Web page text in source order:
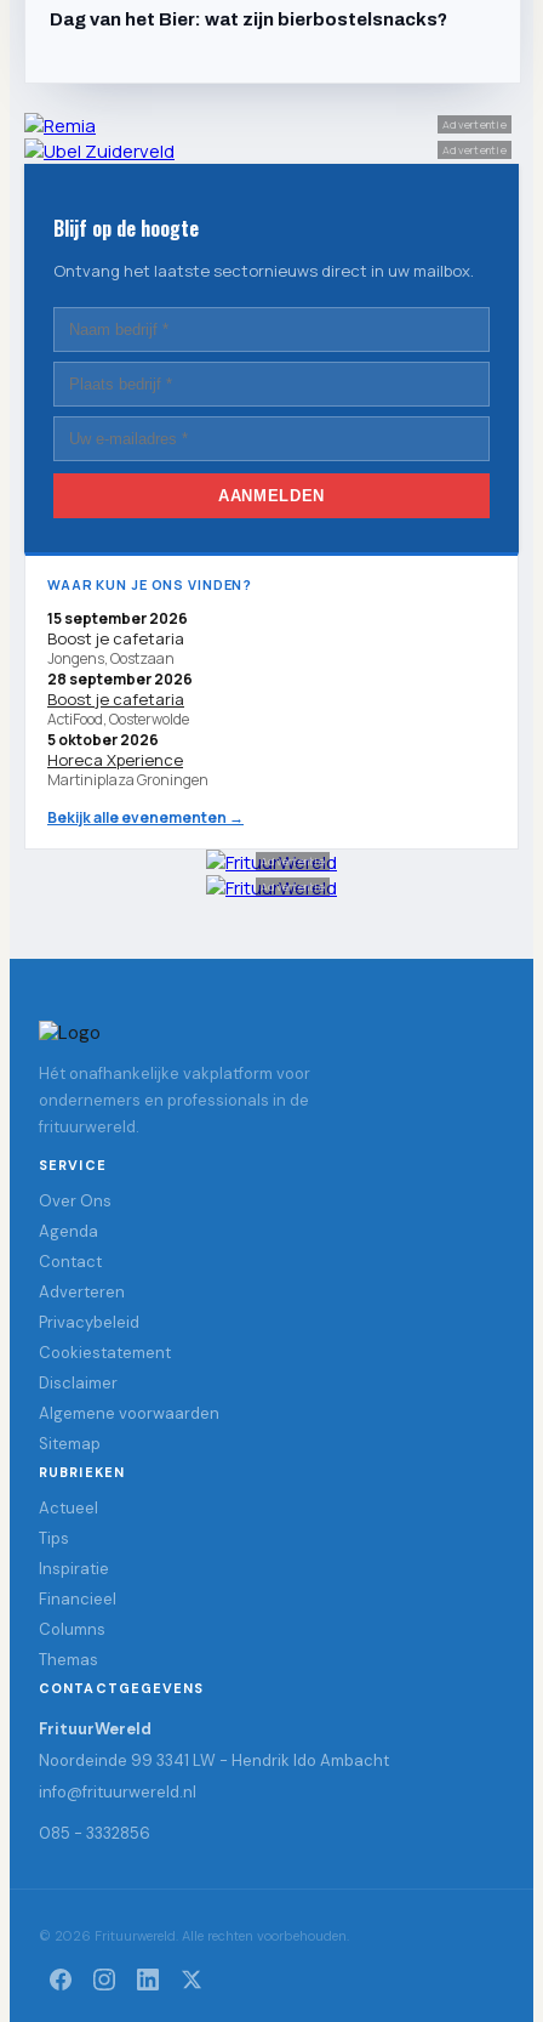
Dag van het Bier: wat zijn bierbostelsnacks?
Advertentie
Advertentie
Blijf op de hoogte
Ontvang het laatste sectornieuws direct in uw mailbox.
AANMELDEN
WAAR KUN JE ONS VINDEN?
15 september 2026
Boost je cafetaria
Jongens, Oostzaan
28 september 2026
Boost je cafetaria
ActiFood, Oosterwolde
5 oktober 2026
Horeca Xperience
Martiniplaza Groningen
Bekijk alle evenementen →
Advertentie
Advertentie
Hét onafhankelijke vakplatform voor
ondernemers en professionals in de
frituurwereld.
SERVICE
Over Ons
Agenda
Contact
Adverteren
Privacybeleid
Cookiestatement
Disclaimer
Algemene voorwaarden
Sitemap
RUBRIEKEN
Actueel
Tips
Inspiratie
Financieel
Columns
Themas
CONTACTGEGEVENS
FrituurWereld
Noordeinde 99 3341 LW - Hendrik Ido Ambacht
info@frituurwereld.nl
085 - 3332856
© 2026 Frituurwereld. Alle rechten voorbehouden.